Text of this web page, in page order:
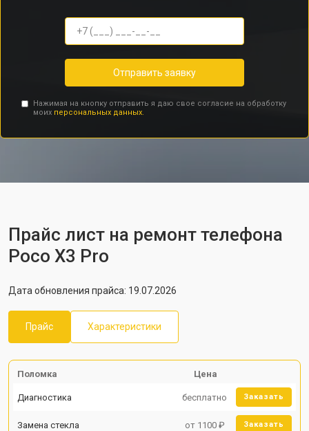
Отправить заявку
Нажимая на кнопку отправить я даю свое согласие на обработку
моих персональных данных.
Прайс лист на ремонт телефона
Poco X3 Pro
Дата обновления прайса: 19.07.2026
Прайс Характеристики
Поломка Цена
Диагностика бесплатно Заказать
Замена стекла от 1100 ₽ Заказать